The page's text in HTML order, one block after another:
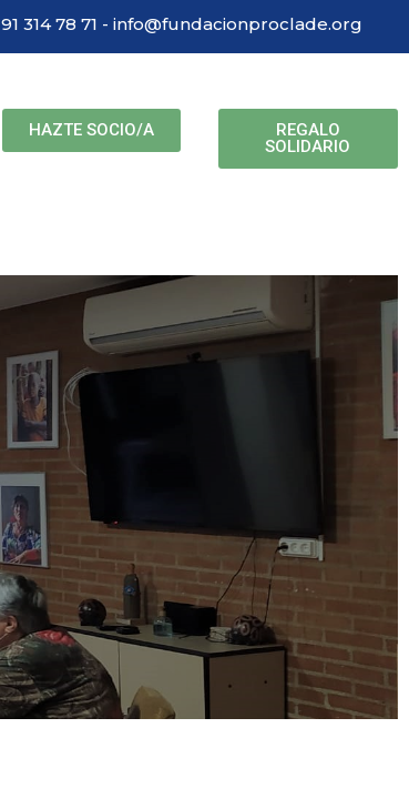
91 314 78 71 - info@fundacionproclade.org
HAZTE SOCIO/A
REGALO
SOLIDARIO